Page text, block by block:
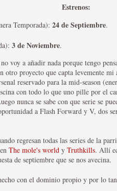
las series de viajes
británica
Estrenos:
Temporada): 24 de Septiembre.
3 de Noviembre.
voy a añadir nada porque tengo
otro proyecto que capta levemente
reservado para la mid-season
con todo lo que uno pille por el
nunca se sabe con que serie se
a Flash Forward y V, dos
regresan todas las series de la
The mole's world y Truthkills. Allí
de septiembre que se nos avecina.
con el dominio propio y por lo